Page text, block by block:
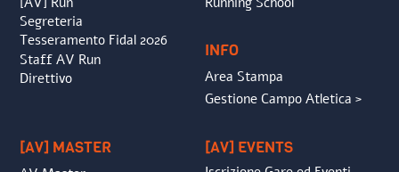
Segreteria
Tesseramento Fidal 2026
Staff AV Run
Direttivo
INFO
Area Stampa
Gestione Campo Atletica >
[AV] MASTER [AV] EVENTS